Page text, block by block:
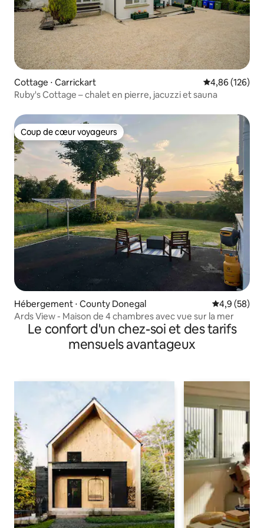
Cottage ⋅ Carrickart Évaluation
4,86 (126)
Ruby's Cottage – chalet en pierre, jacuzzi et sauna
Coup de cœur voyageurs
Coup de cœur voyageurs
Hébergement ⋅ County Donegal Évaluation
4,9 (58)
Ards View - Maison de 4 chambres avec vue sur la mer
Le confort d'un chez-soi et des tarifs
mensuels avantageux